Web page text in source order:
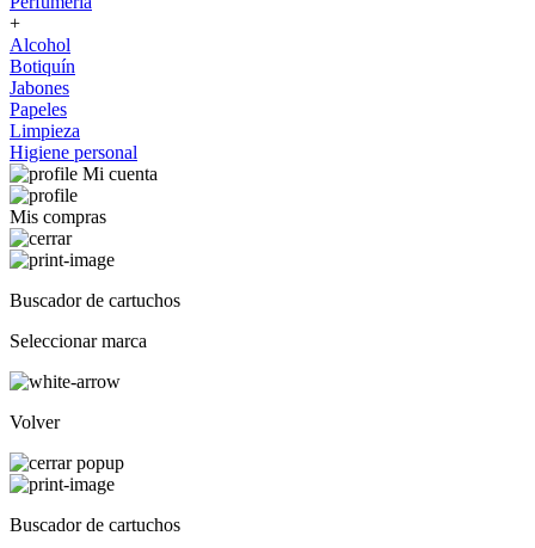
+
Alcohol
Botiquín
Jabones
Papeles
Limpieza
Higiene personal
Mi cuenta
Mis compras
Buscador de cartuchos
Seleccionar marca
Volver
Buscador de cartuchos